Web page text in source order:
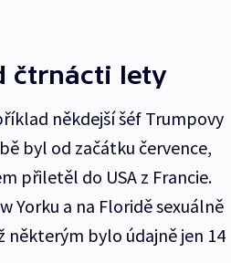
čtrnácti lety
někdejší šéf Trumpovy
byl od začátku července,
přiletěl do USA z Francie.
Yorku a na Floridě sexuálně
bylo údajně jen 14